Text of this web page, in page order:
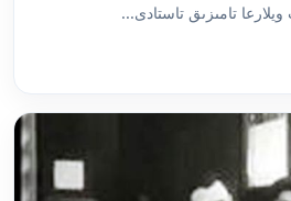
تامىزىق تاستادى...